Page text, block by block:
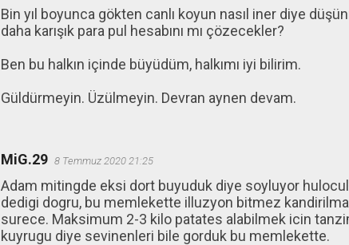
Bin yıl boyunca gökten canlı koyun nasıl iner diye
daha karışık para pul hesabını mı çözecekler?
Ben bu halkın içinde büyüdüm, halkımı iyi bilirim.
Güldürmeyin. Üzülmeyin. Devran aynen devam.
MiG.29 8 Temmuz 2020 21:25
Adam mitingde eksi dort buyuduk diye soyluyor
dedigi dogru, bu memlekette illuzyon bitmez
surece. Maksimum 2-3 kilo patates alabilmek icin
kuyrugu diye sevinenleri bile gorduk bu memlekette.